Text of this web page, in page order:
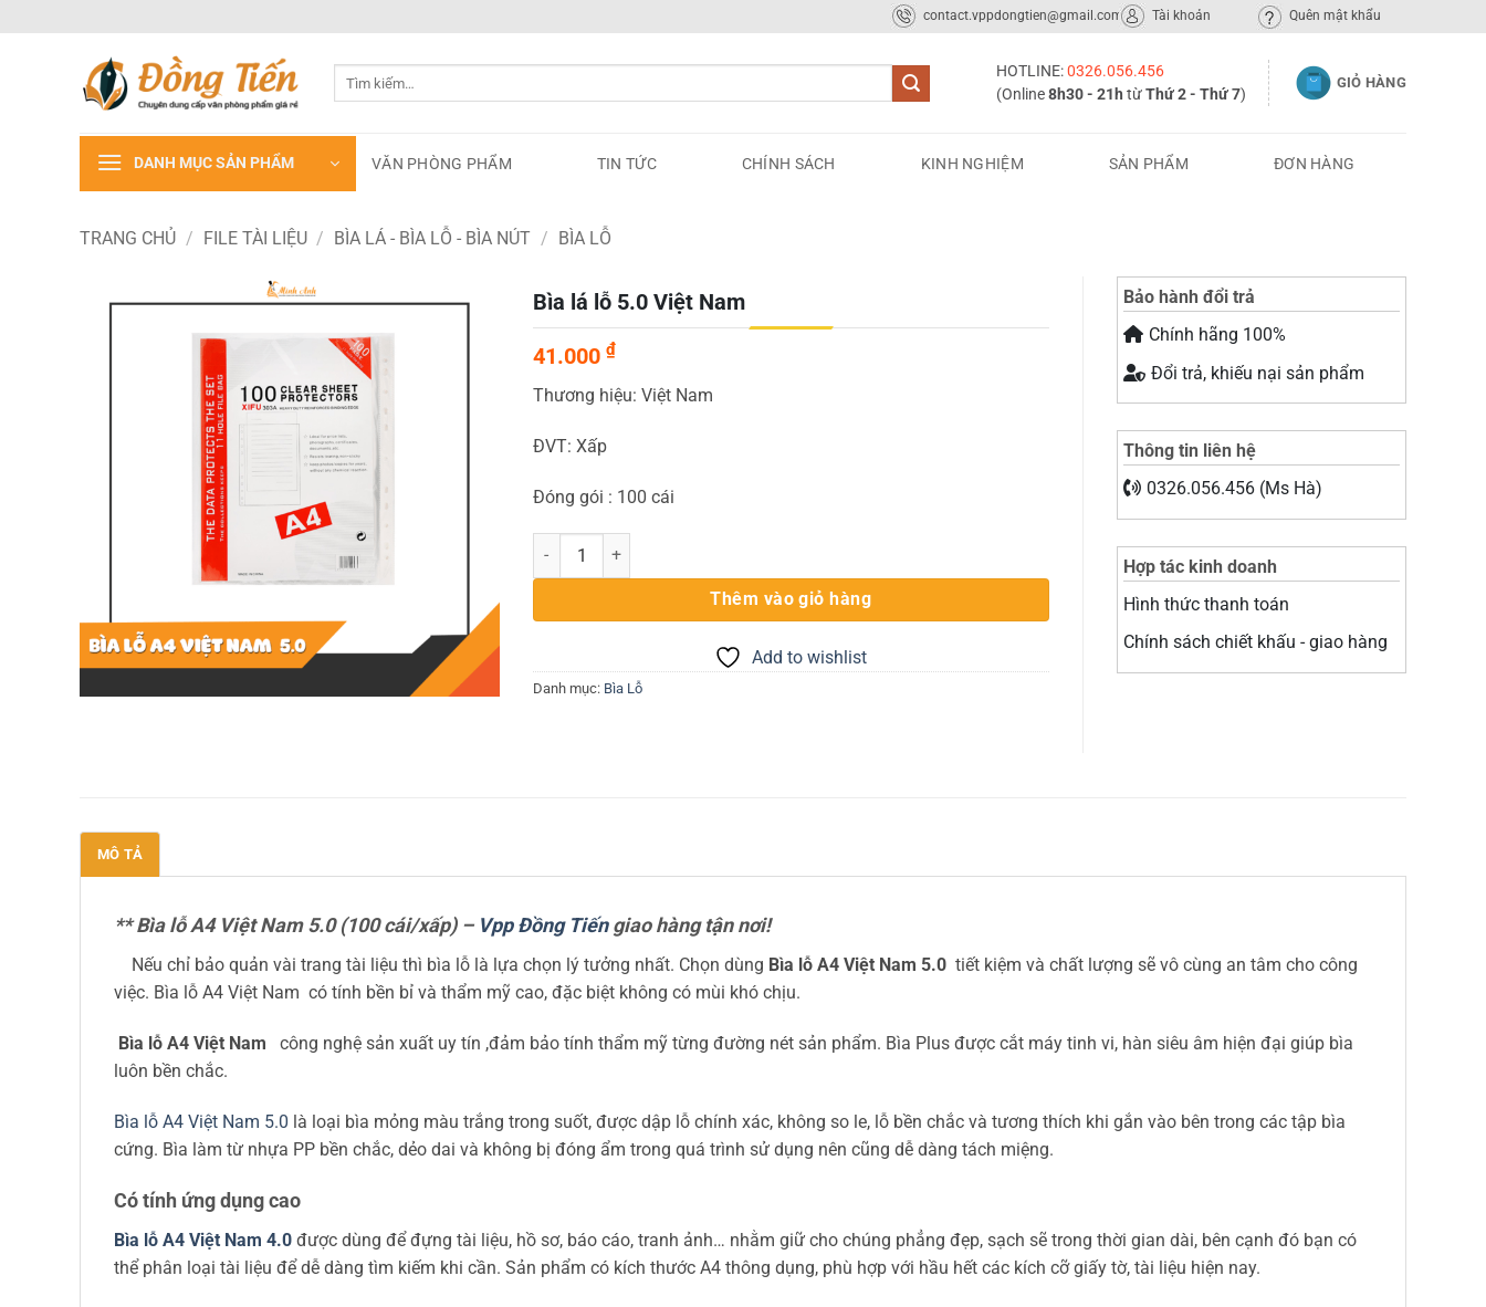
qua
contact.vppdongtien@gmail.com Tài khoản Quên mật khẩu
HOTLINE:0326.056.456
(Online8h30 - 21h từThứ 2 - Thứ 7)
GIỎ HÀNG
DANH MỤC SẢN PHẨM VĂN PHÒNG PHẨM TIN TỨC CHÍNH SÁCH KINH NGHIỆM SẢN PHẨM ĐƠN HÀNG
TRANG CHỦ / FILE TÀI LIỆU / BÌA LÁ - BÌA LỖ - BÌA NÚT / BÌA LỖ
Bìa lá lỗ 5.0 Việt Nam
41.000 ₫
Thương hiệu: Việt Nam
ĐVT: Xấp
Đóng gói : 100 cái
Bìa lá lỗ 5.0 Việt Nam số lượng
Thêm vào giỏ hàng
Add to wishlist
Danh mục: Bìa Lỗ
Bảo hành đổi trả
Chính hãng 100%
Đổi trả, khiếu nại sản phẩm
Thông tin liên hệ
0326.056.456 (Ms Hà)
Hợp tác kinh doanh
Hình thức thanh toán
Chính sách chiết khấu - giao hàng
MÔ TẢ
** Bìa lỗ A4 Việt Nam 5.0 (100 cái/xấp) – Vpp Đồng Tiếngiao hàng tận nơi!
Nếu chỉ bảo quản vài trang tài liệu thì bìa lỗ là lựa chọn lý tưởng nhất. Chọn dùng Bìa lỗ A4 Việt Nam 5.0 tiết kiệm và chất lượng sẽ vô cùng an tâm cho công
việc. Bìa lỗ A4 Việt Nam có tính bền bỉ và thẩm mỹ cao, đặc biệt không có mùi khó chịu.
Bìa lỗ A4 Việt Nam
công nghệ sản xuất uy tín ,đảm bảo tính thẩm mỹ từng đường nét sản phẩm. Bìa Plus được cắt máy tinh vi, hàn siêu âm hiện đại giúp bìa
luôn bền chắc.
Bìa lỗ A4 Việt Nam 5.0 là loại bìa mỏng màu trắng trong suốt, được dập lỗ chính xác, không so le, lỗ bền chắc và tương thích khi gắn vào bên trong các tập bìa
cứng. Bìa làm từ nhựa PP bền chắc, dẻo dai và không bị đóng ẩm trong quá trình sử dụng nên cũng dễ dàng tách miệng.
Có tính ứng dụng cao
Bìa lỗ A4 Việt Nam 4.0 được dùng để đựng tài liệu, hồ sơ, báo cáo, tranh ảnh… nhằm giữ cho chúng phẳng đẹp, sạch sẽ trong thời gian dài, bên cạnh đó bạn có
thể phân loại tài liệu để dễ dàng tìm kiếm khi cần. Sản phẩm có kích thước A4 thông dụng, phù hợp với hầu hết các kích cỡ giấy tờ, tài liệu hiện nay.